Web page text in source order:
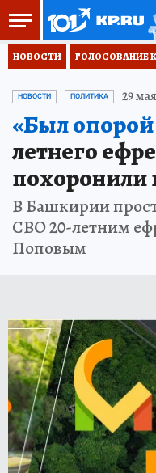
НОВОСТИ ГОЛОСОВАНИЕ
НОВОСТИ ПОЛИТИКА 29
«Был опорой
летнего
В Башкирии
СВО 20-летним
Поповым